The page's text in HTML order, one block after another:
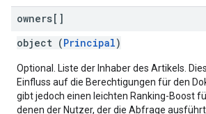
owners[]
object (Principal)
Optional. Liste der Inhaber des Artikels.
Einfluss auf die Berechtigungen für den
gibt jedoch einen leichten Ranking-Boost
denen der Nutzer, der die Abfrage